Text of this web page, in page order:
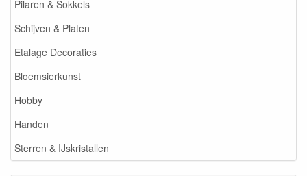
Pilaren & Sokkels
Schijven & Platen
Etalage Decoraties
Bloemsierkunst
Hobby
Handen
Sterren & IJskristallen